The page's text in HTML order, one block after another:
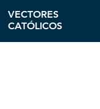
VECTORES
CATÓLICOS